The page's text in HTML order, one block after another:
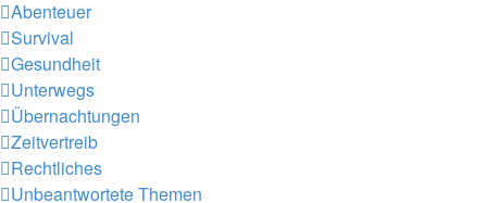
Abenteuer
Survival
Gesundheit
Unterwegs
Übernachtungen
Zeitvertreib
Rechtliches
Unbeantwortete Themen